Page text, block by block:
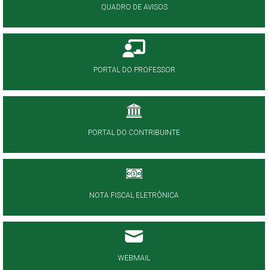
QUADRO DE AVISOS
PORTAL DO PROFESSOR
PORTAL DO CONTRIBUINTE
NOTA FISCAL ELETRÔNICA
WEBMAIL